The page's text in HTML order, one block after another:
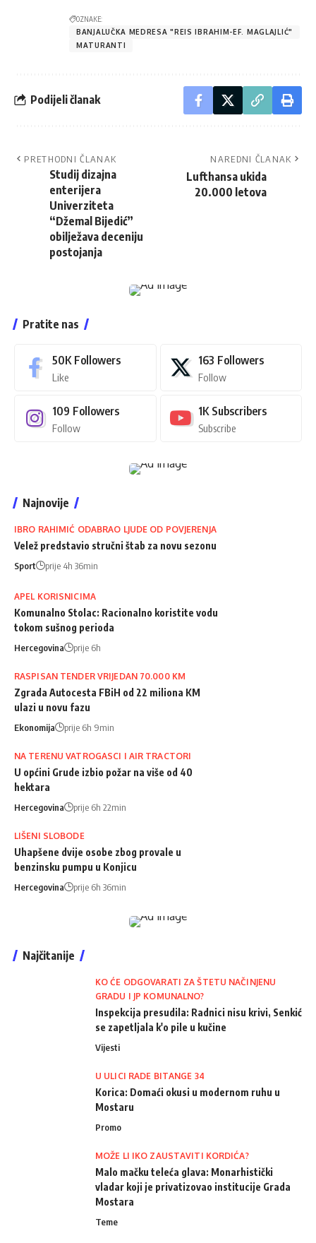
OZNAKE:
BANJALUČKA MEDRESA "REIS IBRAHIM-EF. MAGLAJLIĆ"
MATURANTI
Podijeli članak
PRETHODNI ČLANAK
Studij dizajna
enterijera
Univerziteta
“Džemal Bijedić”
obilježava deceniju
postojanja
NAREDNI ČLANAK
Lufthansa ukida
20.000 letova
Pratite nas
50K Followers
Like
163 Followers
Follow
109 Followers
Follow
1K Subscribers
Subscribe
Najnovije
IBRO RAHIMIĆ ODABRAO LJUDE OD POVJERENJA
Velež predstavio stručni štab za novu sezonu
Sport prije 4h 36min
APEL KORISNICIMA
Komunalno Stolac: Racionalno koristite vodu
tokom sušnog perioda
Hercegovina prije 6h
RASPISAN TENDER VRIJEDAN 70.000 KM
Zgrada Autocesta FBiH od 22 miliona KM
ulazi u novu fazu
Ekonomija prije 6h 9min
NA TERENU VATROGASCI I AIR TRACTORI
U općini Grude izbio požar na više od 40
hektara
Hercegovina prije 6h 22min
LIŠENI SLOBODE
Uhapšene dvije osobe zbog provale u
benzinsku pumpu u Konjicu
Hercegovina prije 6h 36min
Najčitanije
KO ĆE ODGOVARATI ZA ŠTETU NAČINJENU
GRADU I JP KOMUNALNO?
Inspekcija presudila: Radnici nisu krivi, Senkić
se zapetljala k'o pile u kučine
Vijesti
U ULICI RADE BITANGE 34
Korica: Domaći okusi u modernom ruhu u
Mostaru
Promo
MOŽE LI IKO ZAUSTAVITI KORDIĆA?
Malo mačku teleća glava: Monarhistički
vladar koji je privatizovao institucije Grada
Mostara
Teme